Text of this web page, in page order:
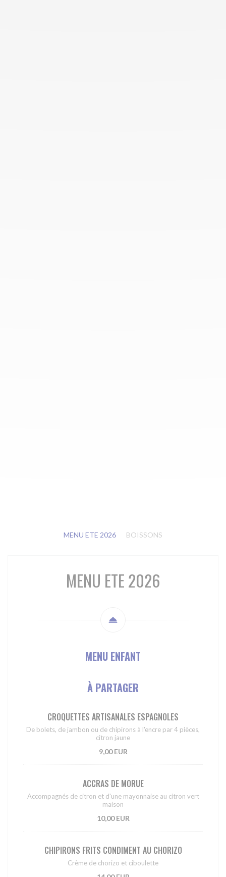
MENU ETE 2026 BOISSONS
MENU ETE 2026
MENU ENFANT
À PARTAGER
CROQUETTES ARTISANALES ESPAGNOLES
De bolets, de jambon ou de chipirons à l'encre par 4 pièces,
citron jaune
9,00 EUR
ACCRAS DE MORUE
Accompagnés de citron et d'une mayonnaise au citron vert
maison
10,00 EUR
CHIPIRONS FRITS CONDIMENT AU CHORIZO
Crème de chorizo et ciboulette